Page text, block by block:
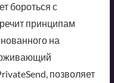
бороться с
принципам
на
позволяет